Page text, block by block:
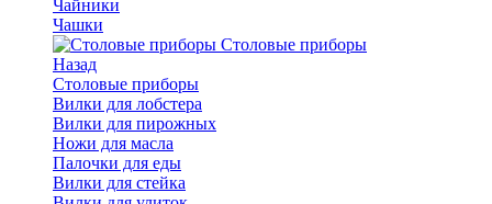
Чайники
Чашки
Cтоловые приборы
Назад
Cтоловые приборы
Вилки для лобстера
Вилки для пирожных
Ножи для масла
Палочки для еды
Вилки для стейка